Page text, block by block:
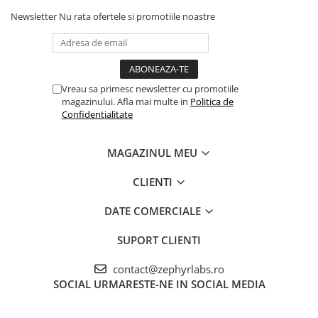
Newsletter Nu rata ofertele si promotiile noastre
Vreau sa primesc newsletter cu promotiile
magazinului. Afla mai multe in Politica de
Confidentialitate
MAGAZINUL MEU
CLIENTI
DATE COMERCIALE
SUPORT CLIENTI
contact@zephyrlabs.ro
SOCIAL URMARESTE-NE IN SOCIAL MEDIA